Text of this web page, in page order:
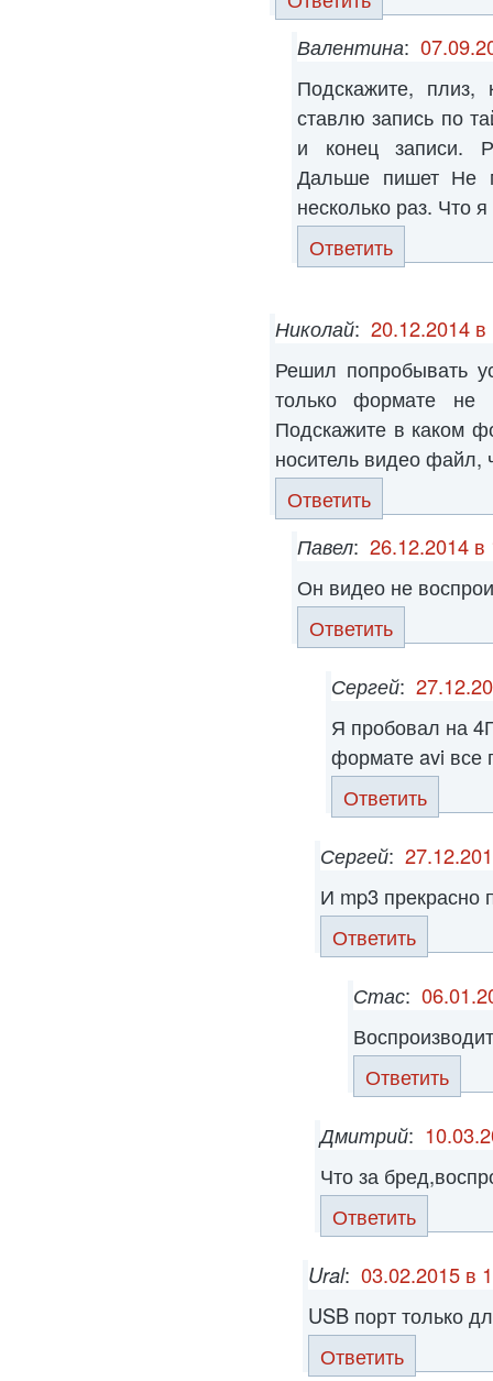
Валентина:
Подскажите,
ставлю запись по
и конец записи.
Дальше пишет Не
несколько раз. Что
Ответить
Николай: 20.12.2014 в
Решил попробывать
только формате
Подскажите в каком
носитель видео файл,
Ответить
Павел: 26.12.2014 в
Он видео не
Ответить
Сергей:
Я пробовал на
формате avi все
Ответить
Сергей:
И mp3 прекрасно
Ответить
Стас:
Ответить
Дмитрий:
Что за
Ответить
Ural: 03.02.2015 в
USB порт только
Ответить